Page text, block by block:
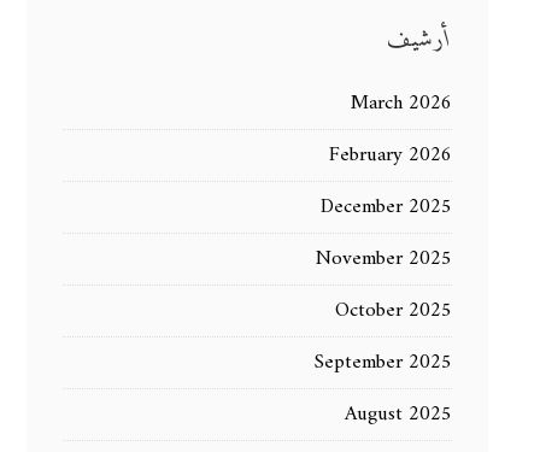
أرشيف
March 2026
February 2026
December 2025
November 2025
October 2025
September 2025
August 2025